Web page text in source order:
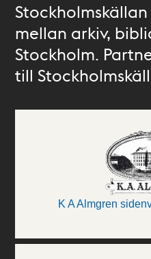
mellan arkiv,
Stockholm.
till
K A Almgren